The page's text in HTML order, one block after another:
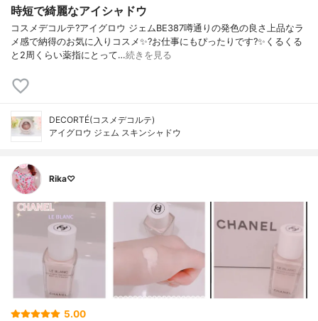
時短で綺麗なアイシャドウ
コスメデコルテ?アイグロウ ジェムBE387噂通りの発色の良さ上品なラ
メ感で納得のお気に入りコスメ✨?お仕事にもぴったりです?✨くるくる
と2周くらい薬指にとって…続きを見る
DECORTÉ(コスメデコルテ)
アイグロウ ジェム スキンシャドウ
Rika♡
5.00